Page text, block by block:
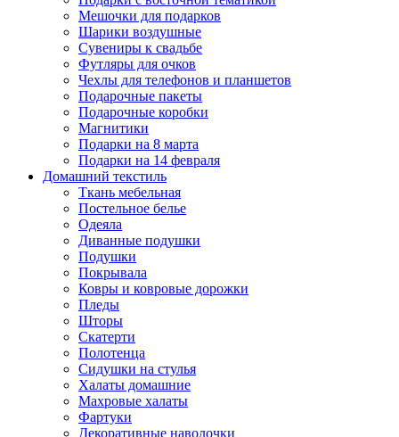
Мешочки для подарков
Шарики воздушные
Сувениры к свадьбе
Футляры для очков
Чехлы для телефонов и планшетов
Подарочные пакеты
Подарочные коробки
Магнитики
Подарки на 8 марта
Подарки на 14 февраля
Домашний текстиль
Ткань мебельная
Постельное белье
Одеяла
Диванные подушки
Подушки
Покрывала
Ковры и ковровые дорожки
Пледы
Шторы
Скатерти
Полотенца
Сидушки на стулья
Халаты домашние
Махровые халаты
Фартуки
Декоративные наволочки